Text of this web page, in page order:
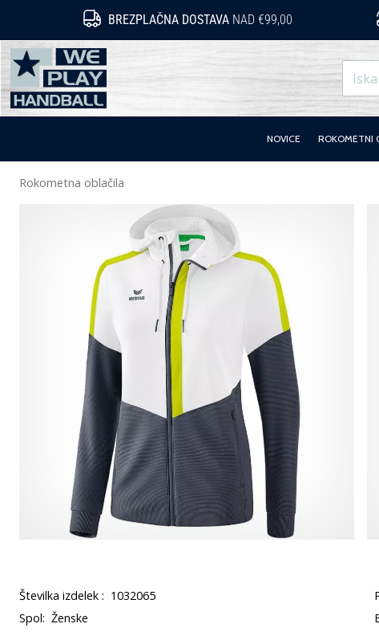
BREZPLAČNA DOSTAVA NAD €99,00
WePlayHandball.si
NOVICE ROKOMETNI
Rokometna oblačila
Številka izdelek : 1032065
Spol: Ženske